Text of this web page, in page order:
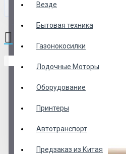
Везде
Бытовая техника
Газонокосилки
Лодочные Моторы
Оборудование
Принтеры
Автотранспорт
Предзаказ из Китая
0 товар(ов) - 0 р.